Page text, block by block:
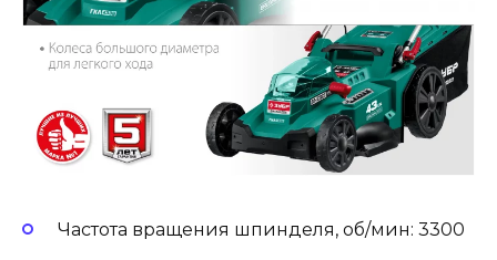
Частота вращения шпинделя, об/мин: 3300